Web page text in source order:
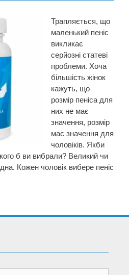
Трапляється, що
маленький пеніс
викликає
серйозні статеві
проблеми. Хоча
більшість жінок
кажуть, що
розмір пеніса для
них не має
значення, розмір
має значення для
чоловіків. Якби
б ви вибрали? Великий чи
Кожен чоловік вибере пеніс